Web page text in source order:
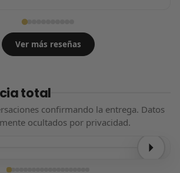
Ver más reseñas
total
confirmando la entrega. Datos
ocultados por privacidad.